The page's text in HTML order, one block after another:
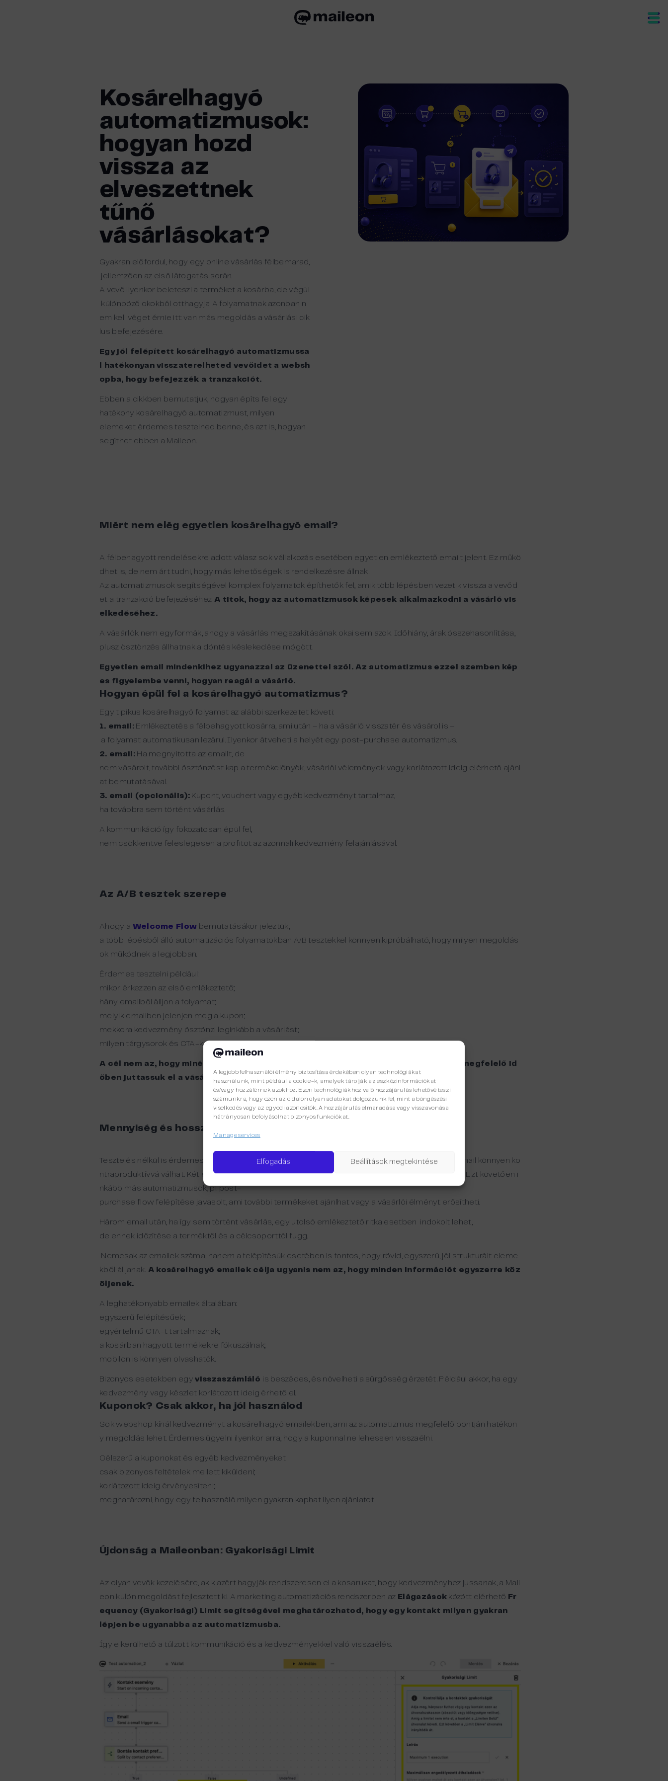
A legjobb felhasználói élmény biztosítása érdekében olyan technológiákat
használunk, mint például a cookie-k, amelyek tárolják az eszközinformációkat
és/vagy hozzáférnek azokhoz. Ezen technológiákhoz való hozzájárulás lehetővé teszi
számunkra, hogy ezen az oldalon olyan adatokat dolgozzunk fel, mint a böngészési
viselkedés vagy az egyedi azonosítók. A hozzájárulás elmaradása vagy visszavonása
hátrányosan befolyásolhat bizonyos funkciókat.
Manage services
Elfogadás Beállítások megtekintése
Kosárelhagyó
automatizmusok:
hogyan hozd
vissza az
elveszettnek
tűnő
vásárlásokat?
Gyakran előfordul, hogy egy online vásárlás félbemarad,
jellemzően az első látogatás során.
A vevő ilyenkor beleteszi a terméket a kosárba, de végül
különböző okokból otthagyja. A folyamatnak azonban n
em kell véget érnie itt: van más megoldás a vásárlási cik
lus befe jezésére.
Egy jól felépített kosárelhagyó automatizmussa
l hatékonyan visszaterelheted vevőidet a websh
opba, hogy befejezzék a tranzakciót.
Ebben a cikkben bemutatjuk, hogyan építs fel egy
hatékony kosárelhagyó automatizmust, milyen
elemeket érdemes tesztelned benne, és azt is, hogyan
segíthet ebben a Maileon.
Miért nem elég egyetlen kosárelhagyó email?
A félbehagyott rendelésekre adott válasz sok vállalkozás esetében egyetlen emlékeztető emailt jelent. Ez műkö
dhet is, de nem árt tudni, hogy más lehetőségek is rendelkezésre állnak.
Az automatizmusok segítségével komplex folyamatok építhetők fel, amik több lépésben vezetik vissza a vevőd
et a tranzakció befejezéséhez. A titok, hogy az automatizmusok képesek alkalmazkodni a vásárló vis
elkedéséhez.
A vásárlók nem egyformák, ahogy a vásárlás megszakításának okai sem azok. Időhiány, árak összehasonlítása,
plusz ösztönzés állhatnak a döntés késlekedése mögött.
Egyetlen email mindenkihez ugyanazzal az üzenettel szól. Az automatizmus ezzel szemben kép
es figyelembe venni, hogyan reagál a vásárló.
Hogyan épül fel a kosárelhagyó automatizmus?
Egy tipikus kosárelhagyó folyamat az alábbi szerkezetet követi:
1. email:Emlékeztetés a félbehagyott kosárra, ami után – ha a vásárló visszatér és vásárol is –
a folyamat automatikusan lezárul. Ilyenkor átveheti a helyét egy post-purchase automatizmus.
2. email:Ha megnyitotta az emailt, de
nem vásárolt, további ösztönzést kap a termékelőnyök, vásárlói vélemények vagy korlátozott ideig elérhető ajánl
at bemutatásával.
3. email (opcionális): Kupont, vouchert vagy egyéb kedvezményt tartalmaz,
ha továbbra sem történt vásárlás.
A kommunikáció így fokozatosan épül fel,
nem csökkentve feleslegesen a profitot az azonnali kedvezmény felajánlásával.
Az A/B tesztek szerepe
Ahogy a Welcome Flow bemutatásákor jeleztük,
a több lépésből álló automatizációs folyamatokban A/B tesztekkel könnyen kipróbálható, hogy milyen megoldás
ok működnek a legjobban.
Érdemes tesztelni például:
mikor érkezzen az első emlékeztető;
hány emailből álljon a folyamat;
melyik emailben jelenjen meg a kupon;
mekkora kedvezmény ösztönzi leginkább a vásárlást;
milyen tárgysorok és CTA-k eredményezik a legtöbb konverziót.
A cél nem az, hogy minél több emailt küldjünk, hanem hogy a megfelelő üzenetet a megfelelő id
őben juttassuk el a vásárlóhoz.
Mennyiség és hossz: a kevesebb sokszor több
Tesztelés nélkül is érdemes figyelni arra, hogy a kosárelhagyó automatizmusoknál (is) a túl sok email könnyen ko
ntraproduktívvá válhat. Két email általában elég, háromnál több kiküldése pedig már nem ajánlott. Ezt követően i
nkább más automatizmusok, pl. post-
purchase flow felépítése javasolt, ami további termékeket ajánlhat vagy a vásárlói élményt erősítheti.
Három email után, ha így sem történt vásárlás, egy utolsó emlékeztető ritka esetben indokolt lehet,
de ennek időzítése a terméktől és a célcsoporttól függ.
Nemcsak az emailek száma, hanem a felépítésük esetében is fontos, hogy rövid, egyszerű, jól strukturált eleme
kből álljanak. A kosárelhagyó emailek célja ugyanis nem az, hogy minden információt egyszerre köz
öljenek.
A leghatékonyabb emailek általában:
egyszerű felépítésűek;
egyértelmű CTA-t tartalmaznak;
a kosárban hagyott termékekre fókuszálnak;
mobilon is könnyen olvashatók.
Bizonyos esetekben egyvisszaszámláló is beszédes, és növelheti a sürgősség érzetét. Például akkor, ha egy
kedvezmény vagy készlet korlátozott ideig érhető el.
Kuponok? Csak akkor, ha jól használod
Sok webshop kínál kedvezményt a kosárelhagyó emailekben, ami az automatizmus megfelelő pontján hatékon
y megoldás lehet. Érdemes ügyelni ilyenkor arra, hogy a kuponnal ne lehessen visszaélni.
Célszerű a kuponokat és egyéb kedvezményeket
csak bizonyos feltételek mellett kiküldeni;
korlátozott ideig érvényesíteni;
meghatározni, hogy egy felhasználó milyen gyakran kaphat ilyen ajánlatot.
Újdonság a Maileonban: Gyakorisági Limit
Az olyan vevők kezelésére, akik azért hagyják rendszeresen el a kosarukat, hogy kedvezményhez jussanak, a Mail
eon külön megoldást fejlesztett ki. A marketing automatizációs rendszerben az Elágazások között elérhető Fr
equency (Gyakorisági) Limit segítségével meghatározhatod, hogy egy kontakt milyen gyakran
lépjen be ugyanabba az automatizmusba.
Így elkerülhető a túlzott kommunikáció és a kedvezményekkel való visszaélés.